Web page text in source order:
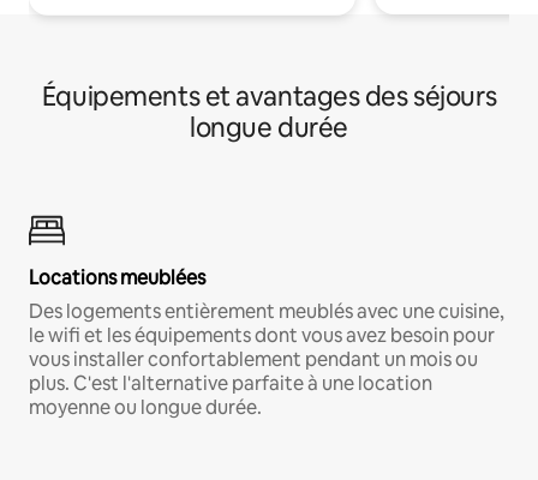
Équipements et avantages des séjours
longue durée
Locations meublées
Des logements entièrement meublés avec une cuisine,
le wifi et les équipements dont vous avez besoin pour
vous installer confortablement pendant un mois ou
plus. C'est l'alternative parfaite à une location
moyenne ou longue durée.